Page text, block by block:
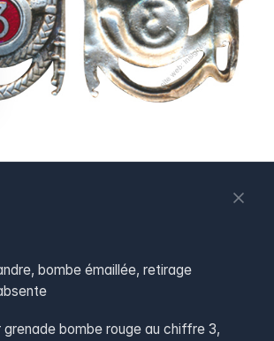
bombe émaillée, retirage
grenade bombe rouge au chiffre 3,